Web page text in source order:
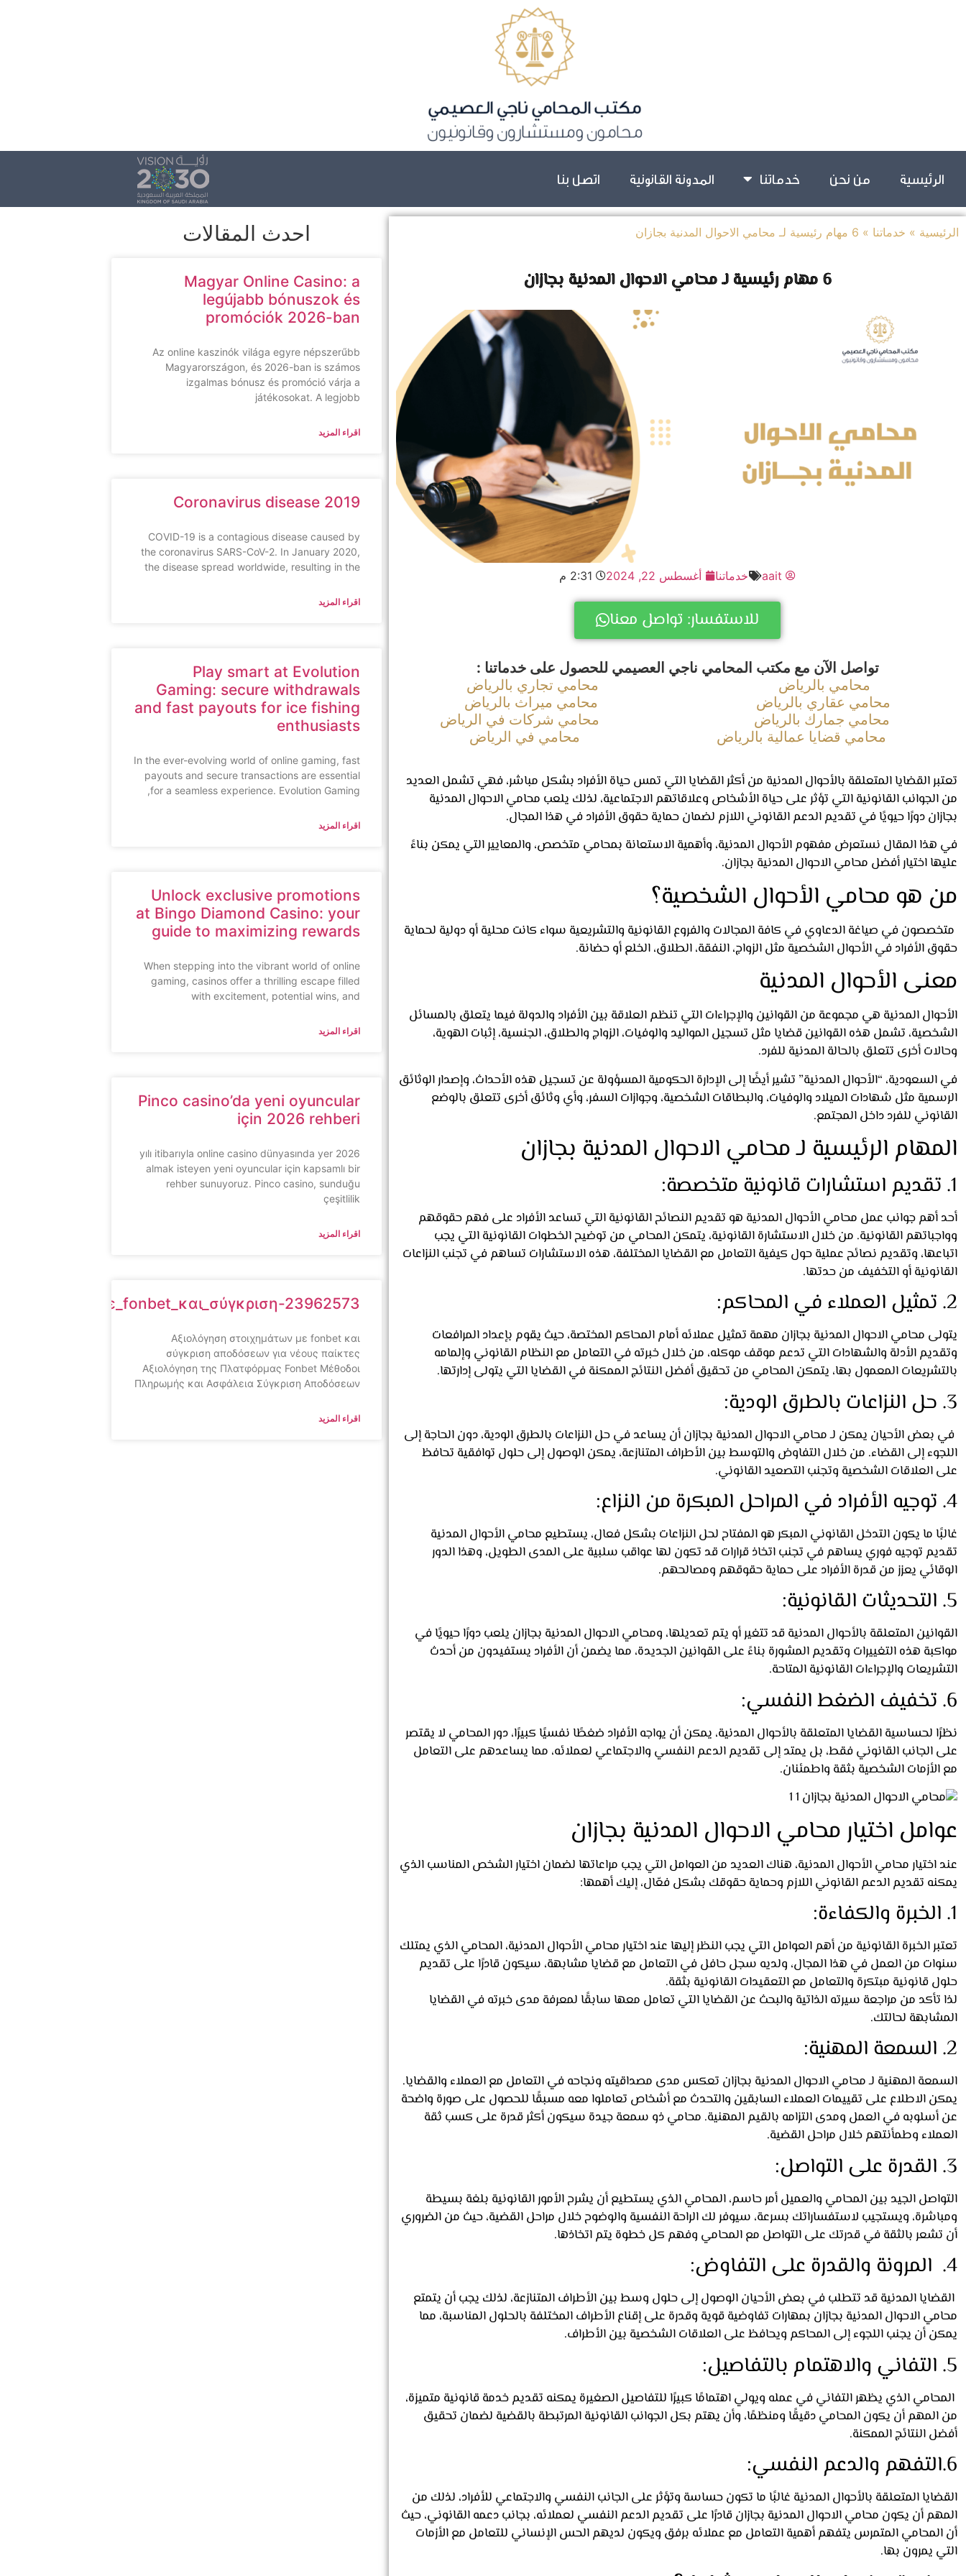
الرئيسية من نحن خدماتنا المدونة القانونية اتصل بنا
الرئيسية » خدماتنا » 6 مهام رئيسية لـ محامي الاحوال المدنية بجازان
6 مهام رئيسية لـ محامي الاحوال المدنية بجازان
aait خدماتنا أغسطس 22, 2024 2:31 م
للاستفسار: تواصل معنا
تواصل الآن مع مكتب المحامي ناجي العصيمي للحصول على خدماتنا :
محامي بالرياض
محامي تجاري بالرياض
محامي عقاري بالرياض
محامي ميراث بالرياض
محامي جمارك بالرياض
محامي شركات في الرياض
محامي قضايا عمالية بالرياض
محامي في الرياض
تعتبر القضايا المتعلقة بالأحوال المدنية من أكثر القضايا التي تمس حياة الأفراد بشكل مباشر، فهي تشمل العديد
من الجوانب القانونية التي تؤثر على حياة الأشخاص وعلاقاتهم الاجتماعية، لذلك يلعب محامي الاحوال المدنية
بجازان دورًا حيويًا في تقديم الدعم القانوني اللازم لضمان حماية حقوق الأفراد في هذا المجال.
في هذا المقال نستعرض مفهوم الأحوال المدنية، وأهمية الاستعانة بمحامي متخصص، والمعايير التي يمكن بناءً
عليها اختيار أفضل محامي الاحوال المدنية بجازان.
من هو محامي الأحوال الشخصية؟
متخصصون في صياغة الدعاوي في كافة المجالات والفروع القانونية والتشريعية سواء كانت محلية أو دولية لحماية
حقوق الأفراد في الأحوال الشخصية مثل الزواج، النفقة، الطلاق، الخلع أو حضانة.
معنى الأحوال المدنية
الأحوال المدنية هي مجموعة من القوانين والإجراءات التي تنظم العلاقة بين الأفراد والدولة فيما يتعلق بالمسائل
الشخصية، تشمل هذه القوانين قضايا مثل تسجيل المواليد والوفيات، الزواج والطلاق، الجنسية، إثبات الهوية،
وحالات أخرى تتعلق بالحالة المدنية للفرد.
في السعودية، “الأحوال المدنية” تشير أيضًا إلى الإدارة الحكومية المسؤولة عن تسجيل هذه الأحداث، وإصدار الوثائق
الرسمية مثل شهادات الميلاد والوفيات، والبطاقات الشخصية، وجوازات السفر، وأي وثائق أخرى تتعلق بالوضع
القانوني للفرد داخل المجتمع.
المهام الرئيسية لـ محامي الاحوال المدنية بجازان
1. تقديم استشارات قانونية متخصصة:
أحد أهم جوانب عمل محامي الأحوال المدنية هو تقديم النصائح القانونية التي تساعد الأفراد على فهم حقوقهم
وواجباتهم القانونية. من خلال الاستشارة القانونية، يتمكن المحامي من توضيح الخطوات القانونية التي يجب
اتباعها، وتقديم نصائح عملية حول كيفية التعامل مع القضايا المختلفة، هذه الاستشارات تساهم في تجنب النزاعات
القانونية أو التخفيف من حدتها.
2. تمثيل العملاء في المحاكم:
يتولى محامي الاحوال المدنية بجازان مهمة تمثيل عملائه أمام المحاكم المختصة، حيث يقوم بإعداد المرافعات
وتقديم الأدلة والشهادات التي تدعم موقف موكله، من خلال خبرته في التعامل مع النظام القانوني وإلمامه
بالتشريعات المعمول بها، يتمكن المحامي من تحقيق أفضل النتائج الممكنة في القضايا التي يتولى إدارتها.
3. حل النزاعات بالطرق الودية:
في بعض الأحيان يمكن لـ محامي الاحوال المدنية بجازان أن يساعد في حل النزاعات بالطرق الودية، دون الحاجة إلى
اللجوء إلى القضاء. من خلال التفاوض والتوسط بين الأطراف المتنازعة، يمكن الوصول إلى حلول توافقية تحافظ
على العلاقات الشخصية وتجنب التصعيد القانوني.
4. توجيه الأفراد في المراحل المبكرة من النزاع:
غالبًا ما يكون التدخل القانوني المبكر هو المفتاح لحل النزاعات بشكل فعال، يستطيع محامي الأحوال المدنية
تقديم توجيه فوري يساهم في تجنب اتخاذ قرارات قد تكون لها عواقب سلبية على المدى الطويل، وهذا الدور
الوقائي يعزز من قدرة الأفراد على حماية حقوقهم ومصالحهم.
5. التحديثات القانونية:
القوانين المتعلقة بالأحوال المدنية قد تتغير أو يتم تعديلها، ومحامي الاحوال المدنية بجازان يلعب دورًا حيويًا في
مواكبة هذه التغييرات وتقديم المشورة بناءً على القوانين الجديدة، مما يضمن أن الأفراد يستفيدون من أحدث
التشريعات والإجراءات القانونية المتاحة.
6. تخفيف الضغط النفسي:
نظرًا لحساسية القضايا المتعلقة بالأحوال المدنية، يمكن أن يواجه الأفراد ضغطًا نفسيًا كبيرًا، دور المحامي لا يقتصر
على الجانب القانوني فقط، بل يمتد إلى تقديم الدعم النفسي والاجتماعي لعملائه، مما يساعدهم على التعامل
مع الأزمات الشخصية بثقة واطمئنان.
عوامل اختيار محامي الاحوال المدنية بجازان
عند اختيار محامي الأحوال المدنية، هناك العديد من العوامل التي يجب مراعاتها لضمان اختيار الشخص المناسب الذي
يمكنه تقديم الدعم القانوني اللازم وحماية حقوقك بشكل فعّال، إليك أهمها:
1. الخبرة والكفاءة:
تعتبر الخبرة القانونية من أهم العوامل التي يجب النظر إليها عند اختيار محامي الأحوال المدنية، المحامي الذي يمتلك
سنوات من العمل في هذا المجال، ولديه سجل حافل في التعامل مع قضايا مشابهة، سيكون قادرًا على تقديم
حلول قانونية مبتكرة والتعامل مع التعقيدات القانونية بثقة.
لذا تأكد من مراجعة سيرته الذاتية والبحث عن القضايا التي تعامل معها سابقًا لمعرفة مدى خبرته في القضايا
المشابهة لحالتك.
2. السمعة المهنية:
السمعة المهنية لـ محامي الاحوال المدنية بجازان تعكس مدى مصداقيته ونجاحه في التعامل مع العملاء والقضايا.
يمكن الاطلاع على تقييمات العملاء السابقين والتحدث مع أشخاص تعاملوا معه مسبقًا للحصول على صورة واضحة
عن أسلوبه في العمل ومدى التزامه بالقيم المهنية. محامي ذو سمعة جيدة سيكون أكثر قدرة على كسب ثقة
العملاء وطمأنتهم خلال مراحل القضية.
3. القدرة على التواصل:
التواصل الجيد بين المحامي والعميل أمر حاسم، المحامي الذي يستطيع أن يشرح الأمور القانونية بلغة بسيطة
ومباشرة، ويستجيب لاستفساراتك بسرعة، سيوفر لك الراحة النفسية والوضوح خلال مراحل القضية، حيث من الضروري
أن تشعر بالثقة في قدرتك على التواصل مع المحامي وفهم كل خطوة يتم اتخاذها.
4. المرونة والقدرة على التفاوض:
القضايا المدنية قد تتطلب في بعض الأحيان الوصول إلى حلول وسط بين الأطراف المتنازعة، لذلك يجب أن يتمتع
محامي الاحوال المدنية بجازان بمهارات تفاوضية قوية وقدرة على إقناع الأطراف المختلفة بالحلول المناسبة، مما
يمكن أن يجنب اللجوء إلى المحاكم ويحافظ على العلاقات الشخصية بين الأطراف.
5. التفاني والاهتمام بالتفاصيل:
المحامي الذي يظهر التفاني في عمله ويولي اهتمامًا كبيرًا للتفاصيل الصغيرة يمكنه تقديم خدمة قانونية متميزة،
من المهم أن يكون المحامي دقيقًا ومنظمًا، وأن يهتم بكل الجوانب القانونية المرتبطة بالقضية لضمان تحقيق
أفضل النتائج الممكنة.
6.التفهم والدعم النفسي:
القضايا المتعلقة بالأحوال المدنية غالبًا ما تكون حساسة وتؤثر على الجانب النفسي والاجتماعي للأفراد، لذلك من
المهم أن يكون محامي الاحوال المدنية بجازان قادرًا على تقديم الدعم النفسي لعملائه، بجانب دعمه القانوني، حيث
أن المحامي المتمرس يتفهم أهمية التعامل مع عملائه برفق ويكون لديهم الحس الإنساني للتعامل مع الأزمات
التي يمرون بها.
احدث المقالات
Magyar Online Casino: a
legújabb bónuszok és
promóciók 2026-ban
Az online kaszinók világa egyre népszerűbb
Magyarországon, és 2026-ban is számos
izgalmas bónusz és promóció várja a
játékosokat. A legjobb
اقراء المزيد
Coronavirus disease 2019
COVID-19 is a contagious disease caused by
the coronavirus SARS-CoV-2. In January 2020,
the disease spread worldwide, resulting in the
اقراء المزيد
Play smart at Evolution
Gaming: secure withdrawals
and fast payouts for ice fishing
enthusiasts
In the ever-evolving world of online gaming, fast
payouts and secure transactions are essential
for a seamless experience. Evolution Gaming,
اقراء المزيد
Unlock exclusive promotions
at Bingo Diamond Casino: your
guide to maximizing rewards
When stepping into the vibrant world of online
gaming, casinos offer a thrilling escape filled
with excitement, potential wins, and
اقراء المزيد
Pinco casino’da yeni oyuncular
için 2026 rehberi
2026 yılı itibarıyla online casino dünyasında yer
almak isteyen yeni oyuncular için kapsamlı bir
rehber sunuyoruz. Pinco casino, sunduğu
çeşitlilik
اقراء المزيد
23962573
Αξιολόγηση στοιχημάτων με fonbet και
σύγκριση αποδόσεων για νέους παίκτες
Αξιολόγηση της Πλατφόρμας Fonbet Μέθοδοι
Πληρωμής και Ασφάλεια Σύγκριση Αποδόσεων
اقراء المزيد